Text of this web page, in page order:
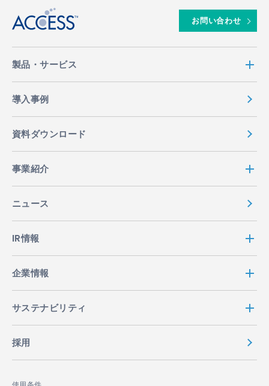
お問い合わせ
製品・サービス
導入事例
資料ダウンロード
事業紹介
ニュース
IR情報
企業情報
サステナビリティ
採用